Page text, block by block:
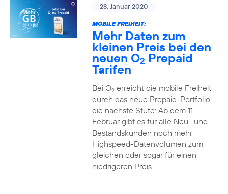
28. Januar 2020
MOBILE FREIHEIT:
Mehr Daten zum
kleinen Preis bei den
neuen O2 Prepaid
Tarifen
Bei O2erreicht die mobile Freiheit
durch das neue Prepaid-Portfolio
die nächste Stufe: Ab dem 11.
Februar gibt es für alle Neu- und
Bestandskunden noch mehr
Highspeed-Datenvolumen zum
gleichen oder sogar für einen
niedrigeren Preis.